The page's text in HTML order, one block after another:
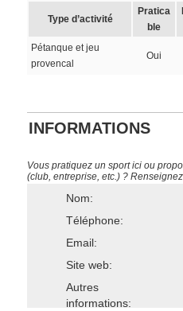
Type d’activité
Pratica
ble
Pétanque et jeu
provencal
Oui
INFORMATIONS
Vous pratiquez un sport ici ou
(club, entreprise, etc.) ?
Nom:
Téléphone:
Email:
Site web:
Autres
informations: